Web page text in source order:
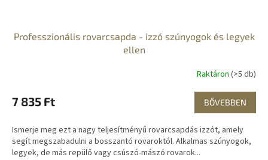
Professzionális rovarcsapda - izzó szúnyogok és legyek
ellen
Raktáron (>5 db)
7 835 Ft BŐVEBBEN
Ismerje meg ezt a nagy teljesítményű rovarcsapdás izzót, amely
segít megszabadulni a bosszantó rovaroktól. Alkalmas szúnyogok,
legyek, de más repülő vagy csúszó-mászó rovarok...